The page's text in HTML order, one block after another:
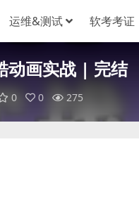
运维&测试 软考考证
动画实战 | 完结
0 0 275